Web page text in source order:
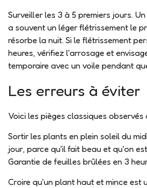
Surveiller les 3 à 5 premiers jours.
a souvent un léger flétrissement le
résorbe la nuit. Si le flétrissement
heures, vérifiez l'arrosage et
temporaire avec un voile pendant
Les erreurs à éviter
Voici les pièges classiques observés
Sortir les plants en plein soleil du
jour , parce qu'il fait beau et qu'on
Garantie de feuilles brûlées en 3
Croire qu'un plant haut et mince est